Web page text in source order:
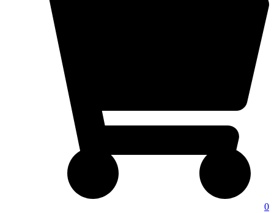
0